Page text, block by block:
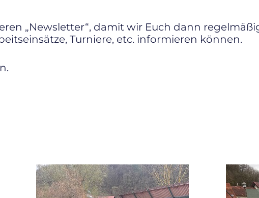
„Newsletter“, damit wir Euch dann
Turniere, etc. informieren können.